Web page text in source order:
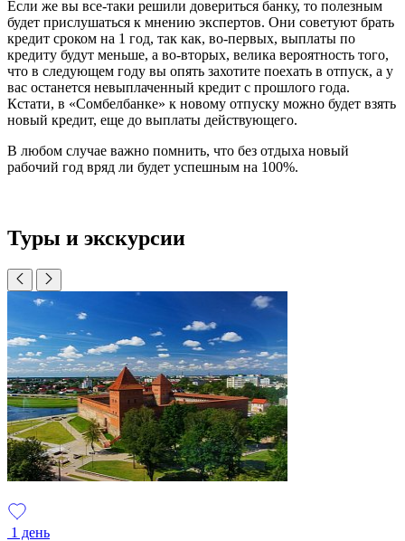
Если же вы все-таки решили довериться банку, то полезным
будет прислушаться к мнению экспертов. Они советуют брать
кредит сроком на 1 год, так как, во-первых, выплаты по
кредиту будут меньше, а во-вторых, велика вероятность того,
что в следующем году вы опять захотите поехать в отпуск, а у
вас останется невыплаченный кредит с прошлого года.
Кстати, в «Сомбелбанке» к новому отпуску можно будет взять
новый кредит, еще до выплаты действующего.
В любом случае важно помнить, что без отдыха новый
рабочий год вряд ли будет успешным на 100%.
Туры и экскурсии
1 день